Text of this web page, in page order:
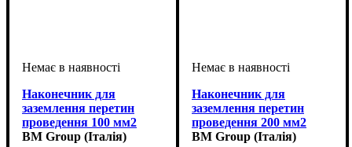
Наконечник для
заземлення перетин
проведення 100 мм2
BM Group (Італія)
Наконечник для
заземлення перетин
проведення 200 мм2
BM Group (Італія)